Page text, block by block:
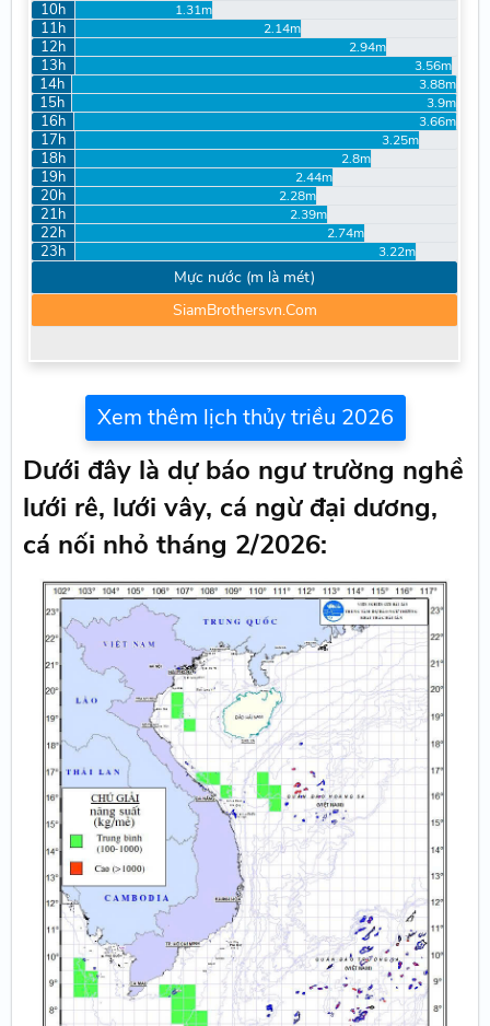
10h 1.31m
11h 2.14m
12h 2.94m
13h 3.56m
14h 3.88m
15h 3.9m
16h 3.66m
17h 3.25m
18h 2.8m
19h 2.44m
20h 2.28m
21h 2.39m
22h 2.74m
23h 3.22m
Mực nước (m là mét)
SiamBrothersvn.Com
Xem thêm lịch thủy triều 2026
Dưới đây là dự báo ngư trường nghề
lưới rê, lưới vây, cá ngừ đại dương,
cá nối nhỏ tháng 2/2026: